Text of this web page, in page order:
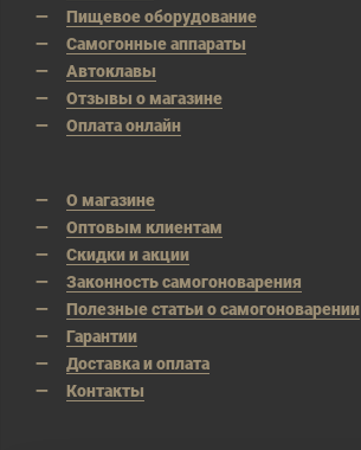
Пищевое оборудование
Самогонные аппараты
Автоклавы
Отзывы о магазине
Оплата онлайн
О магазине
Оптовым клиентам
Скидки и акции
Законность самогоноварения
Полезные статьи о самогоноварении
Гарантии
Доставка и оплата
Контакты